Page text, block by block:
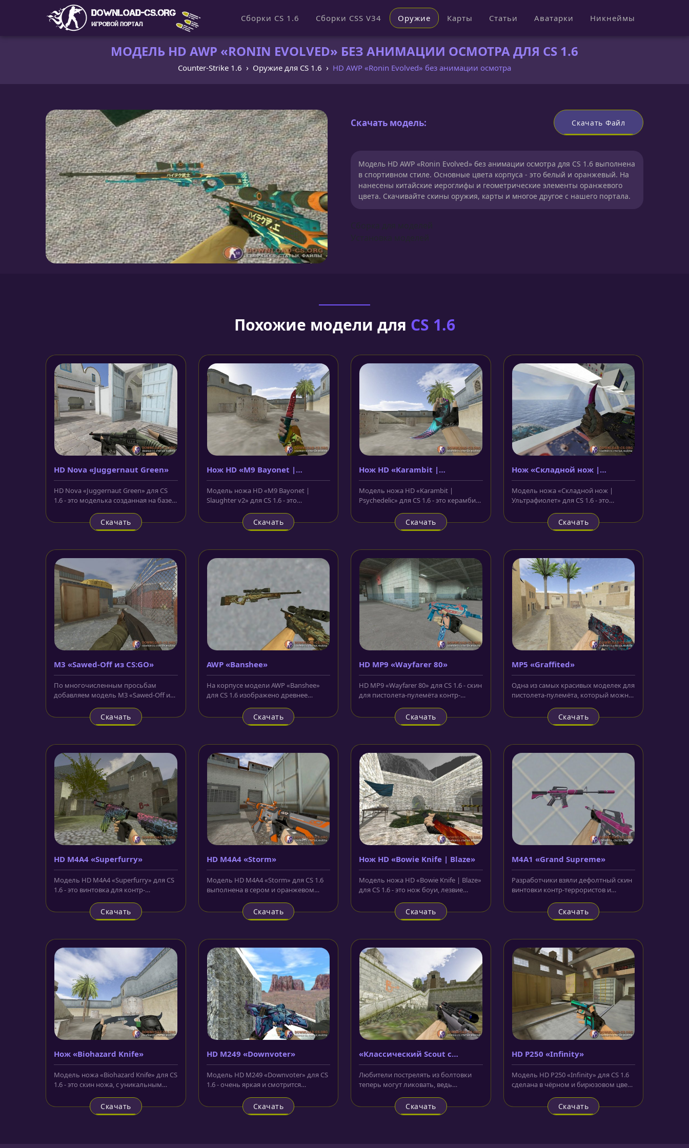
Сборки CS 1.6 Сборки CSS V34 Оружие Карты Статьи Аватарки Никнеймы
МОДЕЛЬ HD AWP «RONIN EVOLVED» БЕЗ АНИМАЦИИ ОСМОТРА ДЛЯ CS 1.6
Counter-Strike 1.6 Оружие для CS 1.6 HD AWP «Ronin Evolved» без анимации осмотра
Скачать модель: Скачать Файл
Модель HD AWP «Ronin Evolved» без анимации осмотра для CS 1.6 выполнена
в спортивном стиле. Основные цвета корпуса - это белый и оранжевый. На
нанесены китайские иероглифы и геометрические элементы оранжевого
цвета. Скачивайте скины оружия, карты и многое другое с нашего портала.
Похожие модели для CS 1.6
HD Nova «Juggernaut Green»
HD Nova «Juggernaut Green» для CS
1.6 - это моделька созданная на базе
Скачать
Нож HD «M9 Bayonet |
Slaughter v2»
Модель ножа HD «M9 Bayonet |
Slaughter v2» для CS 1.6 - это
которого...
Скачать
Нож HD «Karambit |
Psychedelic»
Модель ножа HD «Karambit |
Psychedelic» для CS 1.6 - это керамбит
Скачать
Нож «Складной нож |
Ультрафиолет»
Модель ножа «Складной нож |
Ультрафиолет» для CS 1.6 - это
Скачать
M3 «Sawed-Off из CS:GO»
По многочисленным просьбам
добавляем модель M3 «Sawed-Off из
Скачать
AWP «Banshee»
На корпусе модели AWP «Banshee»
для CS 1.6 изображено древнее
Скачать
HD MP9 «Wayfarer 80»
HD MP9 «Wayfarer 80» для CS 1.6 - скин
для пистолета-пулемёта контр-
Скачать
MP5 «Graffited»
Одна из самых красивых моделек для
пистолета-пулемёта, который можно
Скачать
HD M4A4 «Superfurry»
Модель HD M4A4 «Superfurry» для CS
1.6 - это винтовка для контр-
Скачать
HD M4A4 «Storm»
Модель HD M4A4 «Storm» для CS 1.6
выполнена в сером и оранжевом
Скачать
Нож HD «Bowie Knife | Blaze»
Модель ножа HD «Bowie Knife | Blaze»
для CS 1.6 - это нож боуи, лезвие
Скачать
M4A1 «Grand Supreme»
Разработчики взяли дефолтный скин
винтовки контр-террористов и
Скачать
Нож «Biohazard Knife»
Модель ножа «Biohazard Knife» для CS
1.6 - это скин ножа, с уникальным
Скачать
HD M249 «Downvoter»
Модель HD M249 «Downvoter» для CS
1.6 - очень яркая и смотрится
Скачать
«Классический Scout с
прицелом»
Любители пострелять из болтовки
теперь могут ликовать, ведь
прицелом»...
Скачать
HD P250 «Infinity»
Модель HD P250 «Infinity» для CS 1.6
сделана в чёрном и бирюзовом цвете
Скачать